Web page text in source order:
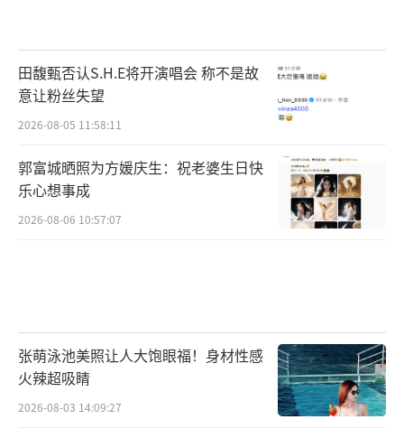
田馥甄否认S.H.E将开演唱会 称不是故
意让粉丝失望
2026-08-05 11:58:11
郭富城晒照为方媛庆生：祝老婆生日快
乐心想事成
2026-08-06 10:57:07
张萌泳池美照让人大饱眼福！身材性感
火辣超吸睛
2026-08-03 14:09:27